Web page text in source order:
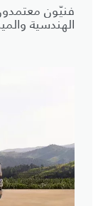
فنيّون
الهندسية